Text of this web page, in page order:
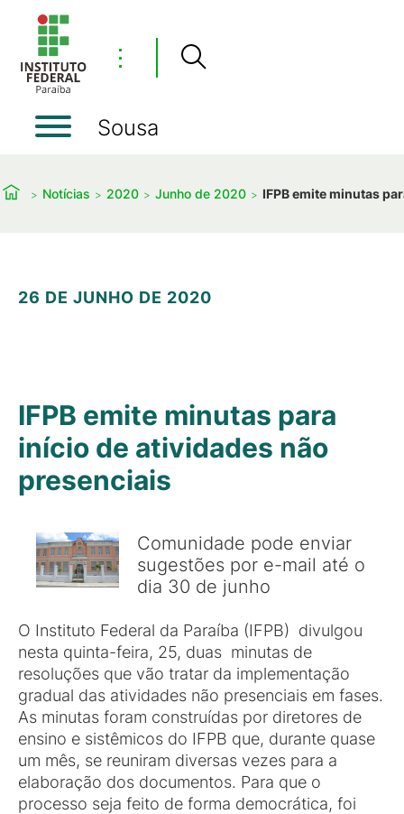
⋮
Sousa
Notícias 2020 Junho de 2020 IFPB emite minutas
26 DE JUNHO DE 2020
IFPB emite minutas para
início de atividades não
presenciais
Comunidade pode enviar
sugestões por e-mail até o
dia 30 de junho
O Instituto Federal da Paraíba (IFPB) divulgou
nesta quinta-feira, 25, duas minutas de
resoluções que vão tratar da implementação
gradual das atividades não presenciais em fases.
As minutas foram construídas por diretores de
ensino e sistêmicos do IFPB que, durante quase
um mês, se reuniram diversas vezes para a
elaboração dos documentos. Para que o
processo seja feito de forma democrática, foi